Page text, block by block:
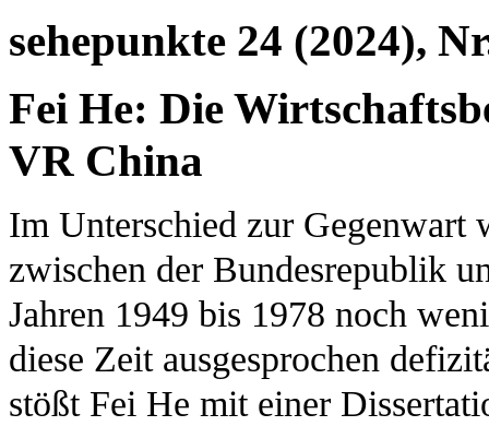
sehepunkte 24 (2024),
Fei He: Die
VR China
Im Unterschied zur Gegenwart
zwischen der Bundesrepublik
Jahren 1949 bis 1978 noch
diese Zeit ausgesprochen
stößt Fei He mit einer